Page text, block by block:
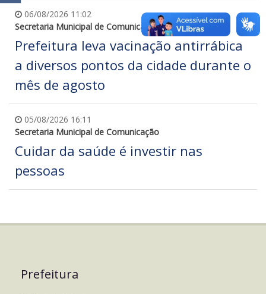
06/08/2026 11:02
Secretaria Municipal de Comunicação
Prefeitura leva vacinação antirrábica
a diversos pontos da cidade durante o
mês de agosto
05/08/2026 16:11
Secretaria Municipal de Comunicação
Cuidar da saúde é investir nas
pessoas
Prefeitura